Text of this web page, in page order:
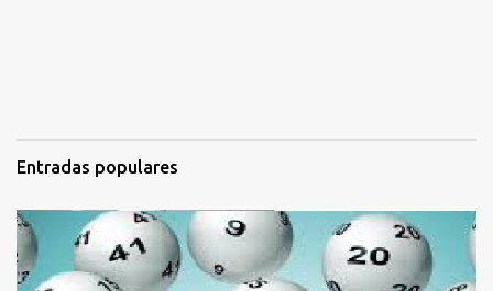
Entradas populares